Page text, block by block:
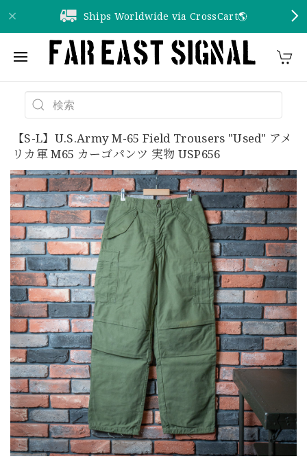
Ships Worldwide via CrossCart🌎️
【S-L】U.S.Army M-65 Field Trousers "Used" アメ
リカ軍 M65 カーゴパンツ 実物 USP656